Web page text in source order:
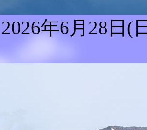
2026年6月28